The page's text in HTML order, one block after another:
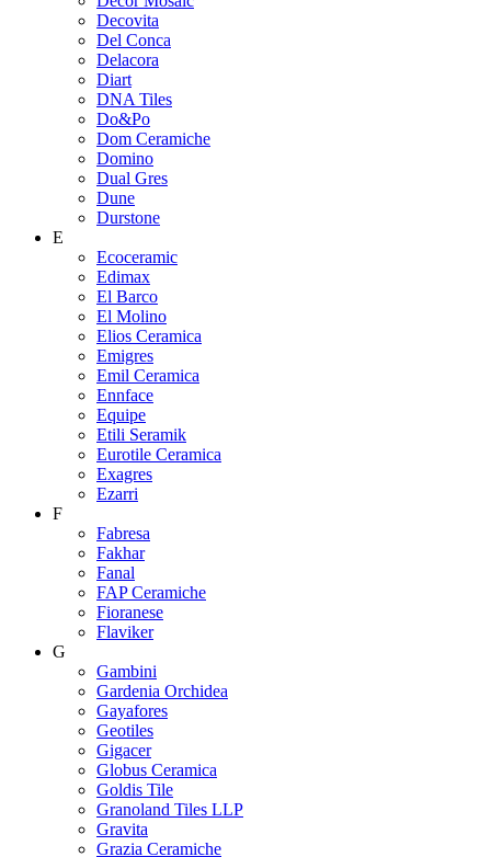
Decovita
Del Conca
Delacora
Diart
DNA Tiles
Do&Po
Dom Ceramiche
Domino
Dual Gres
Dune
Durstone
E
Ecoceramic
Edimax
El Barco
El Molino
Elios Ceramica
Emigres
Emil Ceramica
Ennface
Equipe
Etili Seramik
Eurotile Ceramica
Exagres
Ezarri
F
Fabresa
Fakhar
Fanal
FAP Ceramiche
Fioranese
Flaviker
G
Gambini
Gardenia Orchidea
Gayafores
Geotiles
Gigacer
Globus Ceramica
Goldis Tile
Granoland Tiles LLP
Gravita
Grazia Ceramiche